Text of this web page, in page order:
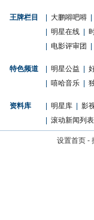
王牌栏目 大鹏嘚吧嘚
明星在线
电影评审团
特色频道 明星公益
嘻哈音乐
资料库 明星库 影
滚动新闻列表
设置首页 -